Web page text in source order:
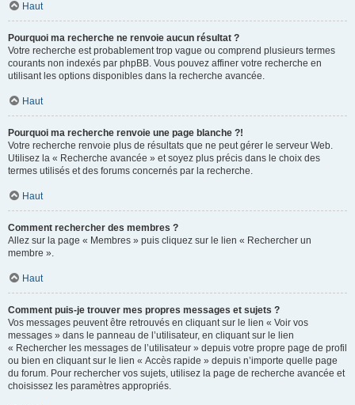
Haut
Pourquoi ma recherche ne renvoie aucun résultat ?
Votre recherche est probablement trop vague ou comprend plusieurs termes
courants non indexés par phpBB. Vous pouvez affiner votre recherche en
utilisant les options disponibles dans la recherche avancée.
Haut
Pourquoi ma recherche renvoie une page blanche ?!
Votre recherche renvoie plus de résultats que ne peut gérer le serveur Web.
Utilisez la « Recherche avancée » et soyez plus précis dans le choix des
termes utilisés et des forums concernés par la recherche.
Haut
Comment rechercher des membres ?
Allez sur la page « Membres » puis cliquez sur le lien « Rechercher un
membre ».
Haut
Comment puis-je trouver mes propres messages et sujets ?
Vos messages peuvent être retrouvés en cliquant sur le lien « Voir vos
messages » dans le panneau de l’utilisateur, en cliquant sur le lien
« Rechercher les messages de l’utilisateur » depuis votre propre page de profil
ou bien en cliquant sur le lien « Accès rapide » depuis n’importe quelle page
du forum. Pour rechercher vos sujets, utilisez la page de recherche avancée et
choisissez les paramètres appropriés.